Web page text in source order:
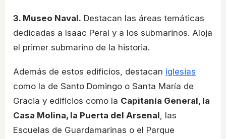
3. Museo Naval. Destacan las áreas temáticas
dedicadas a Isaac Peral y a los submarinos. Aloja
el primer submarino de la historia.
Además de estos edificios, destacan iglesias
como la de Santo Domingo o Santa María de
Gracia y edificios como la Capitanía General, la
Casa Molina, la Puerta del Arsenal, las
Escuelas de Guardamarinas o el Parque